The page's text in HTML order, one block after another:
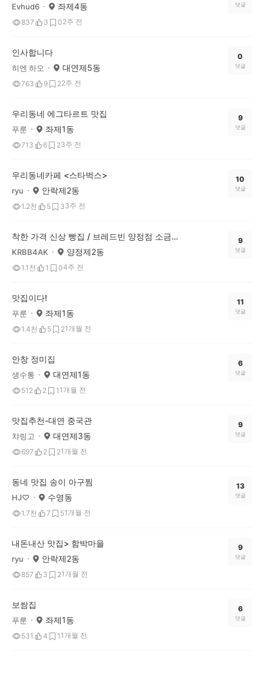
Evhud6 좌제4동
837 3 02주 전
댓글
인사합니다
히엔 하오 대연제5동
763 9 22주 전
0
댓글
우리동네 에그타르트 맛집
푸룬 좌제1동
713 6 23주 전
9
댓글
우리동네카페 <스타벅스>
ryu 안락제2동
1.2천 5 33주 전
10
댓글
착한 가격 신상 빵집 / 브레드빈 양정점 소금빵 가성비 좋네요
KRBB4AK 양정제2동
1.1천 1 04주 전
9
댓글
맛집이다!
푸룬 좌제1동
1.4천 5 21개월 전
11
댓글
안창 정미집
생수통 대연제1동
512 2 1 1개월 전
6
댓글
맛집추천-대연 중국관
챠링고 대연제3동
697 2 21개월 전
9
댓글
동네 맛집 송이 아구찜
HJ♡ 수영동
1.7천 7 51개월 전
13
댓글
내돈내산 맛집> 함박마을
ryu 안락제2동
857 3 21개월 전
9
댓글
보쌈집
푸룬 좌제1동
531 4 1 1개월 전
6
댓글